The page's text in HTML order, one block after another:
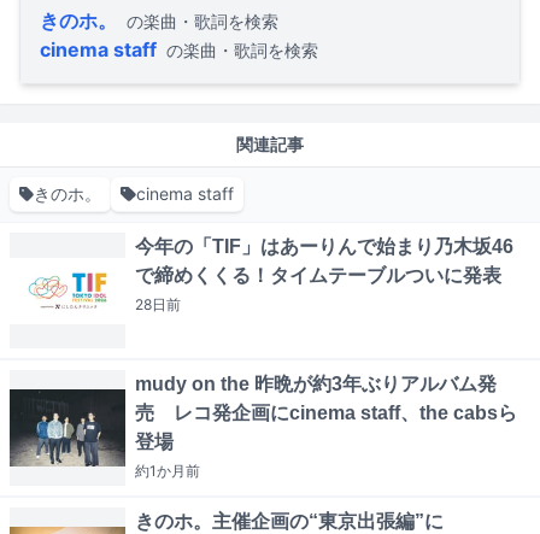
きのホ。 の楽曲・歌詞を検索
cinema staff の楽曲・歌詞を検索
関連記事
きのホ。 cinema staff
今年の「TIF」はあーりんで始まり乃木坂46
で締めくくる！タイムテーブルついに発表
28日前
mudy on the 昨晩が約3年ぶりアルバム発
売 レコ発企画にcinema staff、the cabsら
登場
約1か月前
きのホ。主催企画の“東京出張編”に